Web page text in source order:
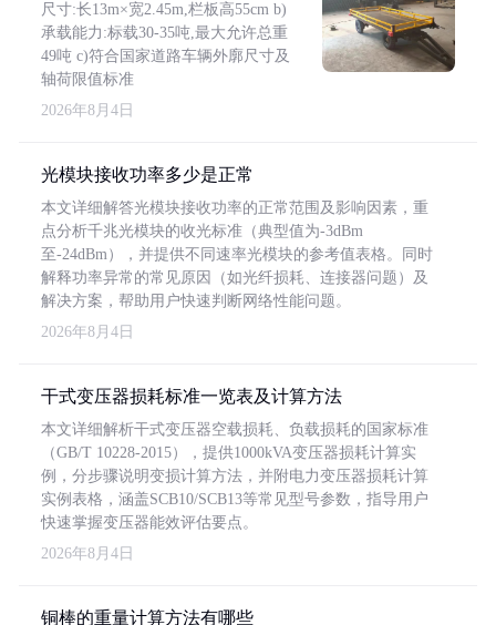
尺寸:长13m×宽2.45m,栏板高55cm b)
承载能力:标载30-35吨,最大允许总重
49吨 c)符合国家道路车辆外廓尺寸及
轴荷限值标准
2026年8月4日
光模块接收功率多少是正常
本文详细解答光模块接收功率的正常范围及影响因素，重
点分析千兆光模块的收光标准（典型值为-3dBm
至-24dBm），并提供不同速率光模块的参考值表格。同时
解释功率异常的常见原因（如光纤损耗、连接器问题）及
解决方案，帮助用户快速判断网络性能问题。
2026年8月4日
干式变压器损耗标准一览表及计算方法
本文详细解析干式变压器空载损耗、负载损耗的国家标准
（GB/T 10228-2015），提供1000kVA变压器损耗计算实
例，分步骤说明变损计算方法，并附电力变压器损耗计算
实例表格，涵盖SCB10/SCB13等常见型号参数，指导用户
快速掌握变压器能效评估要点。
2026年8月4日
铜棒的重量计算方法有哪些